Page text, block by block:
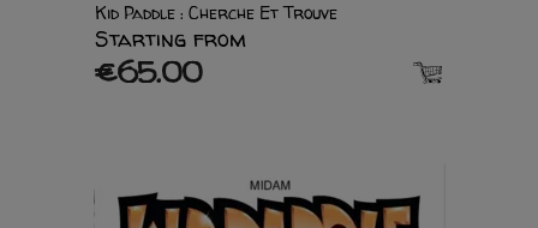
Kid Paddle : Cherche Et Trouve
Starting from
€65.00